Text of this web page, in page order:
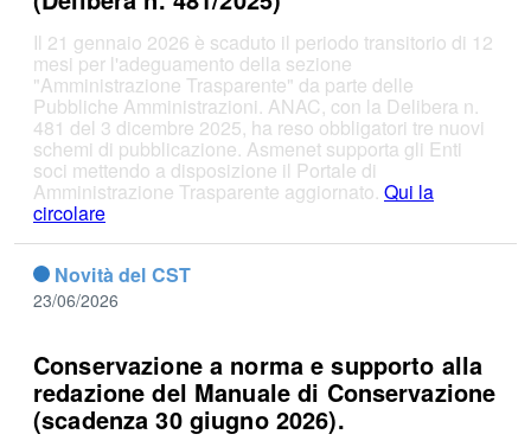
Il 21 gennaio 2026 è scaduto il periodo transitorio di 12
mesi per l'adeguamento della sezione
"Amministrazione Trasparente" da parte delle
Pubbliche Amministrazioni. ANAC, con la Delibera n.
481 del 3 dicembre 2025, ha reso obbligatori tre nuovi
schemi di pubblicazione. Asmenet supporta gli Enti
soci mettendo a disposizione il Portale di
Amministrazione Trasparente aggiornato. Qui la
circolare
Novità del CST
23/06/2026
Conservazione a norma e supporto alla
redazione del Manuale di Conservazione
(scadenza 30 giugno 2026).